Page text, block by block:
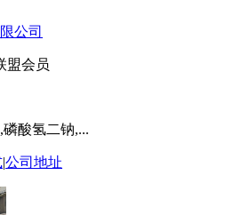
公司
酸氢二钠,...
|公司地址